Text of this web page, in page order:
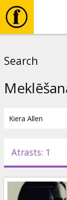
Pasākumi
Ziņas
Search
Atrasts: 1